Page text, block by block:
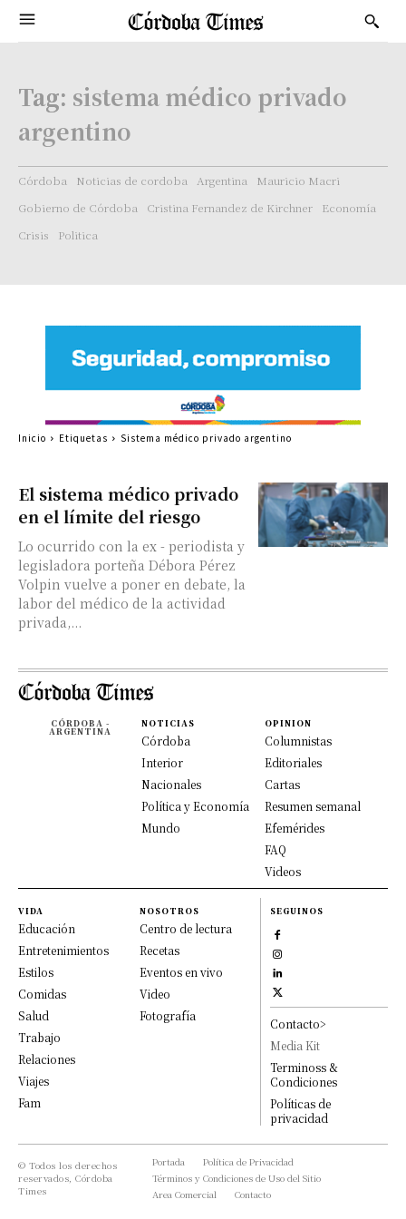
Tag: sistema médico privado
argentino
Córdoba Noticias de cordoba Argentina
Mauricio Macri
Gobierno de Córdoba
Cristina Fernandez de Kirchner
Economía
Crisis
Politica
El sistema médico privado
en el límite del riesgo
Lo ocurrido con la ex - periodista y
legisladora porteña Débora Pérez
Volpin vuelve a poner en debate, la
labor del médico de la actividad
privada,...
Inicio Etiquetas Sistema médico privado argentino
CÓRDOBA -
ARGENTINA
NOTICIAS
Córdoba
Interior
Nacionales
Política y Economía
Mundo
OPINION
Columnistas
Editoriales
Cartas
Resumen semanal
Efemérides
FAQ
Videos
VIDA
Educación
Entretenimientos
Estilos
Comidas
Salud
Trabajo
Relaciones
Viajes
Fam
NOSOTROS
Centro de lectura
Recetas
Eventos en vivo
Video
Fotografía
SEGUINOS
Contacto>
Media Kit
Terminoss &
Condiciones
Políticas de
privacidad
© Todos los derechos
reservados, Córdoba
Times
Portada
Política de Privacidad
Términos y Condiciones de Uso del Sitio
Area Comercial
Contacto